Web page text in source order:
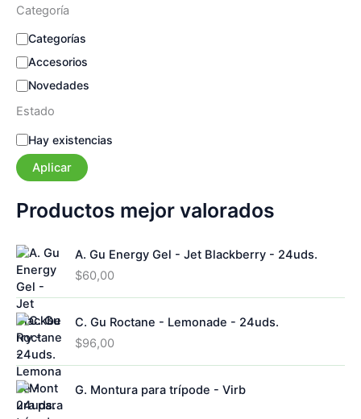
Categoría
C
t
e
o
r
í
a
Categorías
Accesorios
Novedades
Estado
E
s
t
d
o
Hay existencias
Aplicar
Productos mejor valorados
A. Gu Energy Gel - Jet Blackberry - 24uds.
$60,00
C. Gu Roctane - Lemonade - 24uds.
$96,00
G. Montura para trípode - Virb